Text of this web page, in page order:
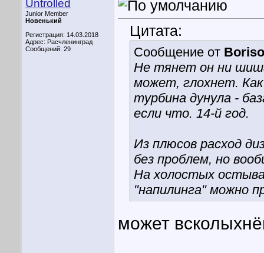
Untrolled
Junior Member
Новенький
Регистрация: 14.03.2018
Адрес: Расчленинград
Сообщений: 29
Цитата:
Сообщение от
Не тянет он ни
может, глохнет. Как
турбина дунула -
если что. 14-й год.
Из плюсов расход
без проблем, но
На холостых
"напилинга" можно
может